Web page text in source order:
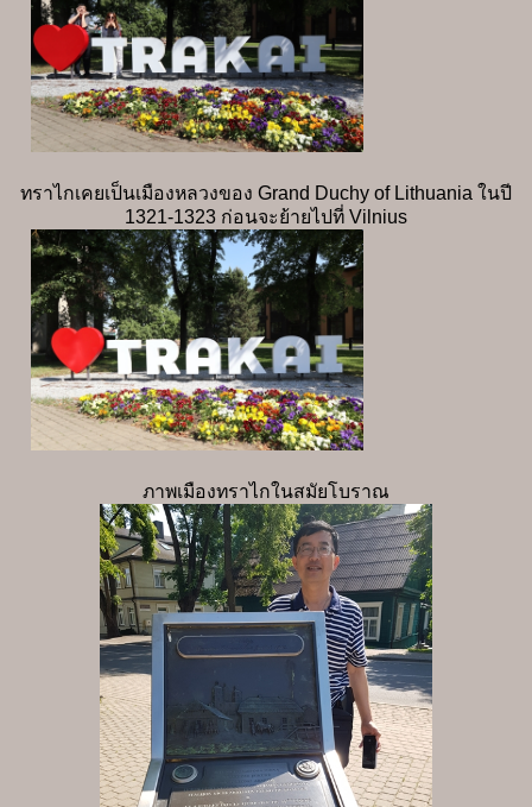
ทราไกเคยเป็นเมืองหลวงของ Grand Duchy of Lithuania ในปี
1321-1323 ก่อนจะย้ายไปที่ Vilnius
ภาพเมืองทราไกในสมัยโบราณ